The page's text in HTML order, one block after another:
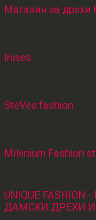
Магазин за дрехи
Inises
SteVes fashion
Milenium Fashion
UNIQUE
ДАМСКИ ДРЕХИ